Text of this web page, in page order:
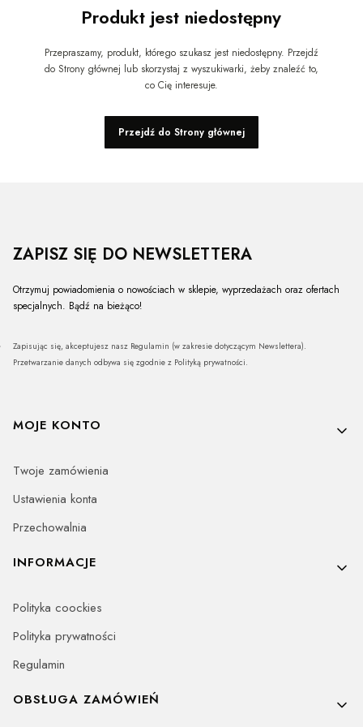
Produkt jest niedostępny
Przepraszamy, produkt, którego szukasz jest niedostępny. Przejdź
do Strony głównej lub skorzystaj z wyszukiwarki, żeby znaleźć to,
co Cię interesuje.
Przejdź do Strony głównej
ZAPISZ SIĘ DO NEWSLETTERA
Otrzymuj powiadomienia o nowościach w sklepie, wyprzedażach oraz ofertach
specjalnych. Bądź na bieżąco!
Zapisując się, akceptujesz nasz Regulamin (w zakresie dotyczącym Newslettera).
Przetwarzanie danych odbywa się zgodnie z Polityką prywatności.
Linki w stopce
MOJE KONTO
Twoje zamówienia
Ustawienia konta
Przechowalnia
INFORMACJE
Polityka coockies
Polityka prywatności
Regulamin
OBSŁUGA ZAMÓWIEŃ